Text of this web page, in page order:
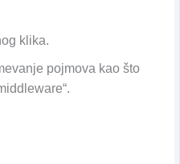
klika.
pojmova kao što